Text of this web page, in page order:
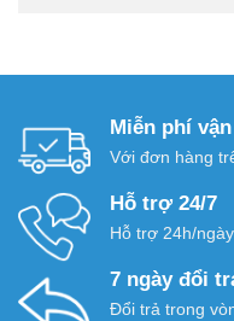
Miễn phí
Với đơn hàng
Hỗ trợ 24/7
Hỗ trợ 24h/
7 ngày đổi
Đổi trả trong